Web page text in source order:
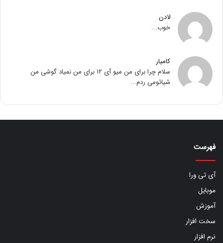
لادن
خوب...
کامیار
سلام چرا برای من میو آی ۱۲ برای من نمیاد گوشی من
شیائومی ردم...
فهرست
آی تی ورا
موبایل
آموزش
سخت افزار
نرم افزار